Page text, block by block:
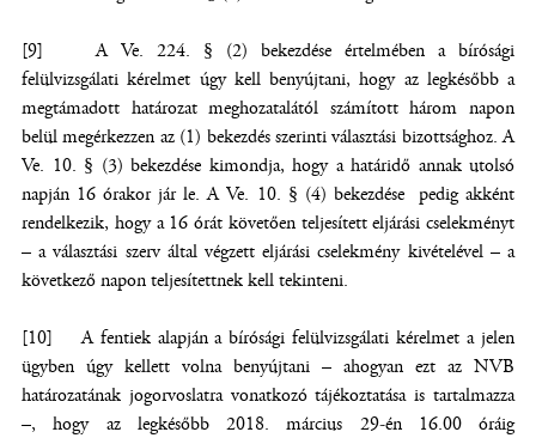
[9] A Ve. 224. § (2) bekezdése értelmében a bírósági
felülvizsgálati kérelmet úgy kell benyújtani, hogy az legkésőbb a
megtámadott határozat meghozatalától számított három napon
belül megérkezzen az (1) bekezdés szerinti választási bizottsághoz. A
Ve. 10. § (3) bekezdése kimondja, hogy a határidő annak utolsó
napján 16 órakor jár le. A Ve. 10. § (4) bekezdése pedig akként
rendelkezik, hogy a 16 órát követően teljesített eljárási cselekményt
– a választási szerv által végzett eljárási cselekmény kivételével – a
következő napon teljesítettnek kell tekinteni.
[10] A fentiek alapján a bírósági felülvizsgálati kérelmet a jelen
ügyben úgy kellett volna benyújtani – ahogyan ezt az NVB
határozatának jogorvoslatra vonatkozó tájékoztatása is tartalmazza
–, hogy az legkésőbb 2018. március 29-én 16.00 óráig